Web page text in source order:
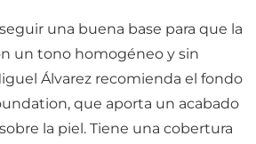
una buena base para que la
un tono homogéneo y sin
Álvarez recomienda el fondo
que aporta un acabado
la piel. Tiene una cobertura